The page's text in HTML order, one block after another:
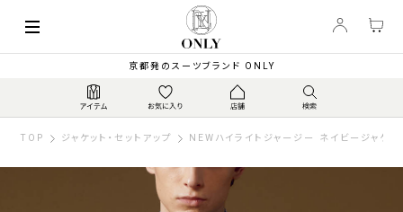
京都発のスーツブランド ONLY
TOP ジャケット・セットアップ NEWハイライトジャージー ネイビージャケッ